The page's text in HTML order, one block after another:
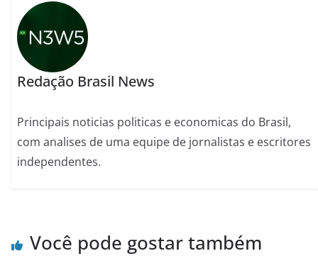
Redação Brasil News
Principais noticias politicas e economicas do Brasil,
com analises de uma equipe de jornalistas e escritores
independentes.
Você pode gostar também